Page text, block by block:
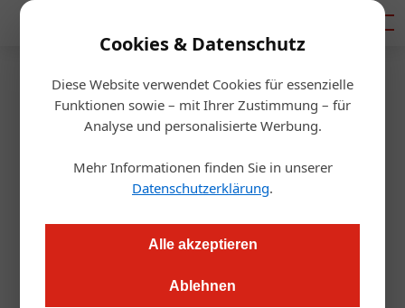
Cookies & Datenschutz
Diese Website verwendet Cookies für essenzielle
Funktionen sowie – mit Ihrer Zustimmung – für
Analyse und personalisierte Werbung.
Mehr Informationen finden Sie in unserer
Datenschutzerklärung.
Alle akzeptieren
Ablehnen
Startseite/Gastronomie
Vertriebsweg
Sichtbarkeit, Absatz: Ist
Gurkerl für die Gastro
interessant?